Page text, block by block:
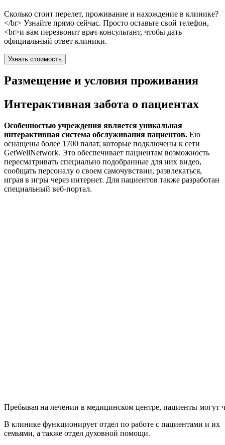
Сколько стоит перелет, проживание и нахождение в клинике?
</br> Узнайте прямо сейчас. Просто оставьте свой телефон,
<br>и вам перезвонит врач-консультант, чтобы дать
официальный ответ клиники.
Узнать стоимость
Размещение и условия проживания
Интерактивная забота о пациентах
Особенностью учреждения является уникальная
интерактивная система обслуживания пациентов. Ею
оснащены более 1700 палат, которые подключены к сети
GetWellNetwork. Это обеспечивает пациентам возможность
пересматривать специально подобранные для них видео,
сообщать персоналу о своем самочувствии, развлекаться,
играя в игры через интернет. Для пациентов также разработан
специальный веб-портал.
Пребывая на лечении в медицинском центре, пациенты могут
В клинике функционирует отдел по работе с пациентами и их
семьями, а также отдел духовной помощи.